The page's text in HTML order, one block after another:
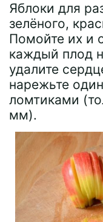
Яблоки для
зелёного,
Помойте их и
каждый плод
удалите
нарежьте
ломтиками
мм).